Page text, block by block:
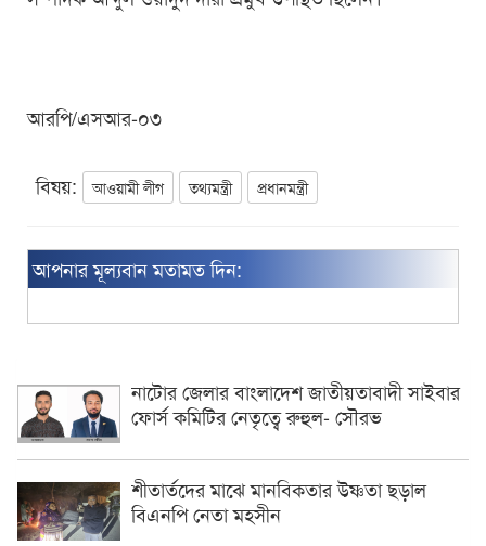
আরপি/এসআর-০৩
বিষয়: আওয়ামী লীগ তথ্যমন্ত্রী প্রধানমন্ত্রী
আপনার মূল্যবান মতামত দিন:
নাটোর জেলার বাংলাদেশ জাতীয়তাবাদী সাইবার
ফোর্স কমিটির নেতৃত্বে রুহুল- সৌরভ
শীতার্তদের মাঝে মানবিকতার উষ্ণতা ছড়াল
বিএনপি নেতা মহসীন